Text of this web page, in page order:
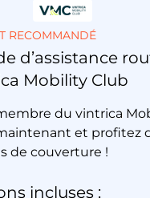
RECOMMANDÉ
d’assistance
Mobility Club
du vintrica
et profitez
de couverture !
incluses :